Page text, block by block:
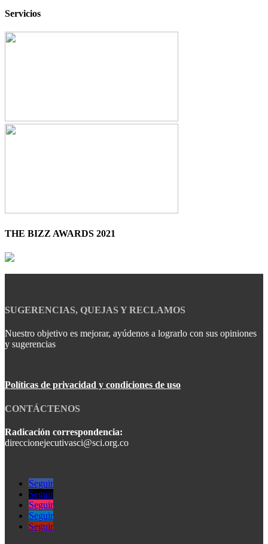
Servicios
THE BIZZ AWARDS 2021
SUGERENCIAS, QUEJAS Y RECLAMOS
Nuestro objetivo es mejorar, ayúdenos a lograrlo con sus opiniones
y sugerencias
Políticas de privacidad y condiciones de uso
CONTÁCTENOS
Radicación correspondencia:
direccionejecutivasci@sci.org.co
Seguir
Seguir
Seguir
Seguir
Seguir